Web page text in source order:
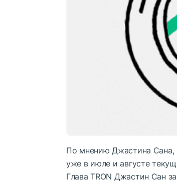
По мнению Джастина Сана,
уже в июле и августе
Глава TRON Джастин Сан